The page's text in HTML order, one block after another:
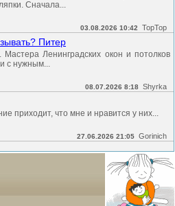
Сначала...
03.08.2026 10:42 TopTop
Питер
Ленинградских окон и потолков
с нужным...
08.07.2026 8:18 Shyrka
приходит, что мне и нравится у них...
27.06.2026 21:05 Gorinich